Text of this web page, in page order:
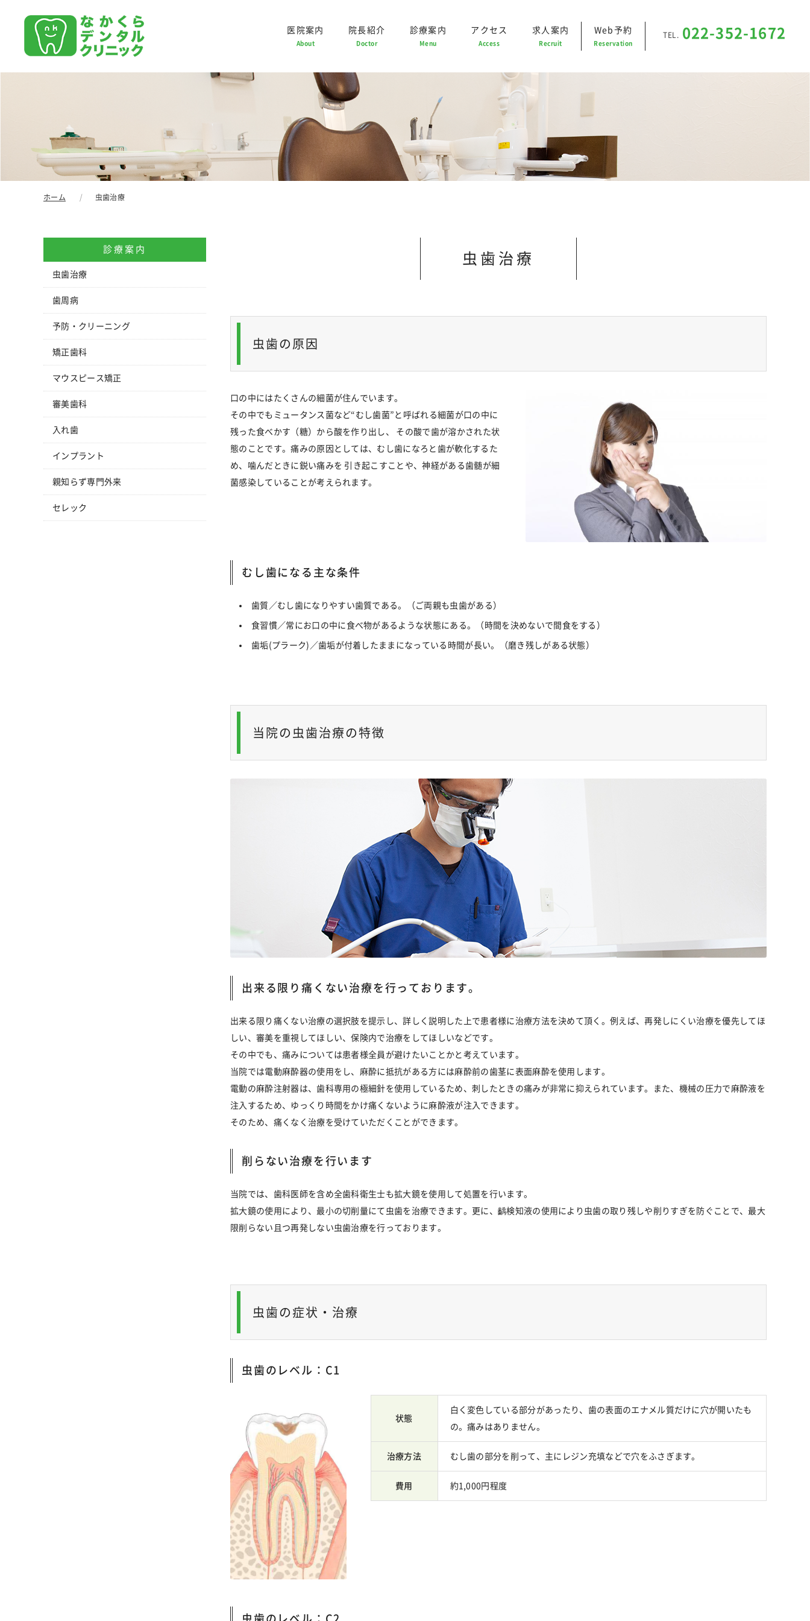
医院案内
About
院長紹介
Doctor
診療案内
Menu
アクセス
Access
求人案内
Recruit
Web予約
Reservation
TEL. 022-352-1672
ホーム 虫歯治療
虫歯治療
虫歯の原因
口の中にはたくさんの細菌が住んでいます。
その中でもミュータンス菌など“むし歯菌”と呼ばれる細菌が口の中に
残った食べかす（糖）から酸を作り出し、 その酸で歯が溶かされた状
態のことです。痛みの原因としては、むし歯になろと歯が軟化するた
め、噛んだときに鋭い痛みを 引き起こすことや、神経がある歯髄が細
菌感染していることが考えられます。
むし歯になる主な条件
歯質／むし歯になりやすい歯質である。（ご両親も虫歯がある）
食習慣／常にお口の中に食べ物があるような状態にある。（時間を決めないで間食をする）
歯垢(プラーク)／歯垢が付着したままになっている時間が長い。（磨き残しがある状態）
当院の虫歯治療の特徴
出来る限り痛くない治療を行っております。
出来る限り痛くない治療の選択肢を提示し、詳しく説明した上で患者様に治療方法を決めて頂く。例えば、再発しにくい治療を優先してほ
しい、審美を重視してほしい、保険内で治療をしてほしいなどです。
その中でも、痛みについては患者様全員が避けたいことかと考えています。
当院では電動麻酔器の使用をし、麻酔に抵抗がある方には麻酔前の歯茎に表面麻酔を使用します。
電動の麻酔注射器は、歯科専用の極細針を使用しているため、刺したときの痛みが非常に抑えられています。また、機械の圧力で麻酔液を
注入するため、ゆっくり時間をかけ痛くないように麻酔液が注入できます。
そのため、痛くなく治療を受けていただくことができます。
削らない治療を行います
当院では、歯科医師を含め全歯科衛生士も拡大鏡を使用して処置を行います。
拡大鏡の使用により、最小の切削量にて虫歯を治療できます。更に、齲検知液の使用により虫歯の取り残しや削りすぎを防ぐことで、最大
限削らない且つ再発しない虫歯治療を行っております。
虫歯の症状・治療
虫歯のレベル：C1
状態
白く変色している部分があったり、歯の表面のエナメル質だけに穴が開いたも
の。痛みはありません。
治療方法 むし歯の部分を削って、主にレジン充填などで穴をふさぎます。
費用 約1,000円程度
虫歯のレベル：C2
診療案内
虫歯治療
歯周病
予防・クリーニング
矯正歯科
マウスピース矯正
審美歯科
入れ歯
インプラント
親知らず専門外来
セレック